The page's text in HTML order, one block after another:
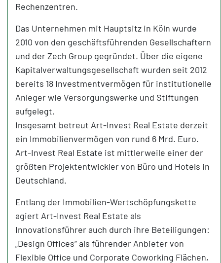
Rechenzentren.
Das Unternehmen mit Hauptsitz in Köln wurde
2010 von den geschäftsführenden Gesellschaftern
und der Zech Group gegründet. Über die eigene
Kapitalverwaltungsgesellschaft wurden seit 2012
bereits 18 Investmentvermögen für institutionelle
Anleger wie Versorgungswerke und Stiftungen
aufgelegt.
Insgesamt betreut Art-Invest Real Estate derzeit
ein Immobilienvermögen von rund 6 Mrd. Euro.
Art-Invest Real Estate ist mittlerweile einer der
größten Projektentwickler von Büro und Hotels in
Deutschland.
Entlang der Immobilien-Wertschöpfungskette
agiert Art-Invest Real Estate als
Innovationsführer auch durch ihre Beteiligungen:
„Design Offices“ als führender Anbieter von
Flexible Office und Corporate Coworking Flächen,